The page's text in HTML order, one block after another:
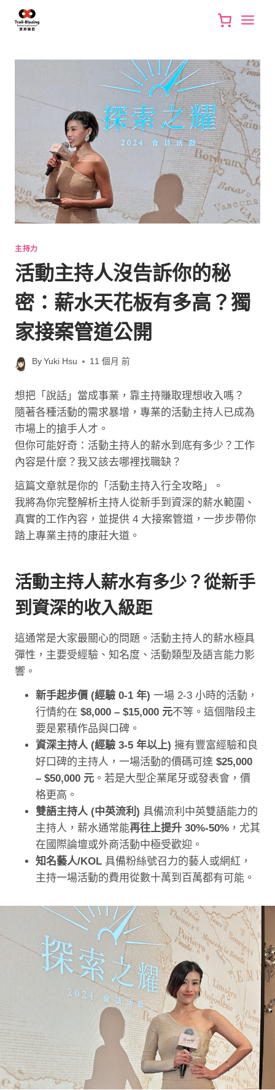
主持力
活動主持人沒告訴你的秘
密：薪水天花板有多高？獨
家接案管道公開
By Yuki Hsu 11 個月 前
想把「說話」當成事業，靠主持賺取理想收入嗎？
隨著各種活動的需求暴增，專業的活動主持人已成為
市場上的搶手人才。
但你可能好奇：活動主持人的薪水到底有多少？工作
內容是什麼？我又該去哪裡找職缺？
這篇文章就是你的「活動主持入行全攻略」。
我將為你完整解析主持人從新手到資深的薪水範圍、
真實的工作內容，並提供 4 大接案管道，一步步帶你
踏上專業主持的康莊大道。
活動主持人薪水有多少？從新手
到資深的收入級距
這通常是大家最關心的問題。活動主持人的薪水極具
彈性，主要受經驗、知名度、活動類型及語言能力影
響。
新手起步價 (經驗 0-1 年) 一場 2-3 小時的活動，
行情約在 $8,000 – $15,000 元不等。這個階段主
要是累積作品與口碑。
資深主持人 (經驗 3-5 年以上) 擁有豐富經驗和良
好口碑的主持人，一場活動的價碼可達 $25,000
– $50,000 元 。若是大型企業尾牙或發表會，價
格更高。
雙語主持人 (中英流利) 具備流利中英雙語能力的
主持人，薪水通常能再往上提升 30%-50% ，尤其
在國際論壇或外商活動中極受歡迎。
知名藝人/KOL 具備粉絲號召力的藝人或網紅，
主持一場活動的費用從數十萬到百萬都有可能。